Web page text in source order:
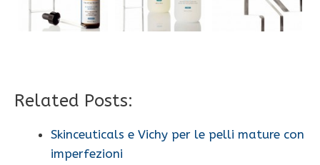
Related Posts:
Skinceuticals e Vichy per le pelli mature con
imperfezioni